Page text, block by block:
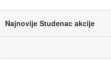
Najnovije Studenac akcije